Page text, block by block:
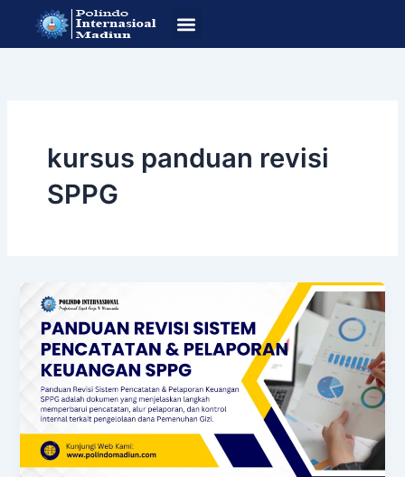
konten
kursus panduan revisi
SPPG